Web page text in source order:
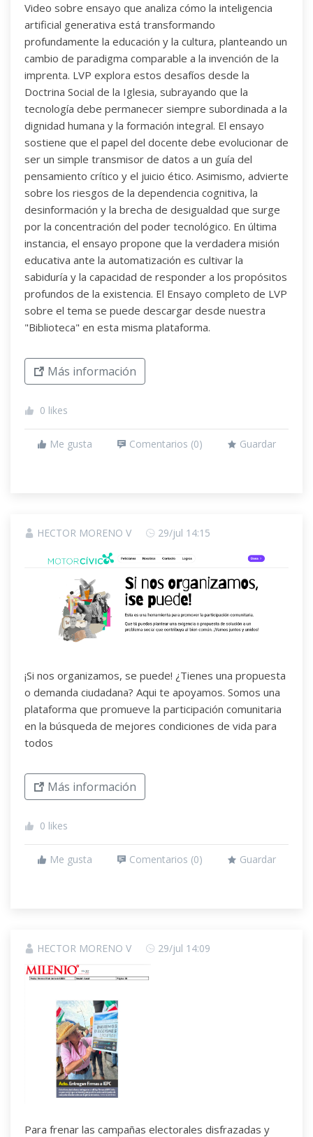
Video sobre ensayo que analiza cómo la inteligencia
artificial generativa está transformando
profundamente la educación y la cultura, planteando un
cambio de paradigma comparable a la invención de la
imprenta. LVP explora estos desafíos desde la
Doctrina Social de la Iglesia, subrayando que la
tecnología debe permanecer siempre subordinada a la
dignidad humana y la formación integral. El ensayo
sostiene que el papel del docente debe evolucionar de
ser un simple transmisor de datos a un guía del
pensamiento crítico y el juicio ético. Asimismo, advierte
sobre los riesgos de la dependencia cognitiva, la
desinformación y la brecha de desigualdad que surge
por la concentración del poder tecnológico. En última
instancia, el ensayo propone que la verdadera misión
educativa ante la automatización es cultivar la
sabiduría y la capacidad de responder a los propósitos
profundos de la existencia. El Ensayo completo de LVP
sobre el tema se puede descargar desde nuestra
"Biblioteca" en esta misma plataforma.
Más información
0 likes
Me gusta Comentarios (0) Guardar
HECTOR MORENO V 29/jul 14:15
¡Si nos organizamos, se puede! ¿Tienes una propuesta
o demanda ciudadana? Aqui te apoyamos. Somos una
plataforma que promueve la participación comunitaria
en la búsqueda de mejores condiciones de vida para
todos
Más información
0 likes
Me gusta Comentarios (0) Guardar
HECTOR MORENO V 29/jul 14:09
Para frenar las campañas electorales disfrazadas y